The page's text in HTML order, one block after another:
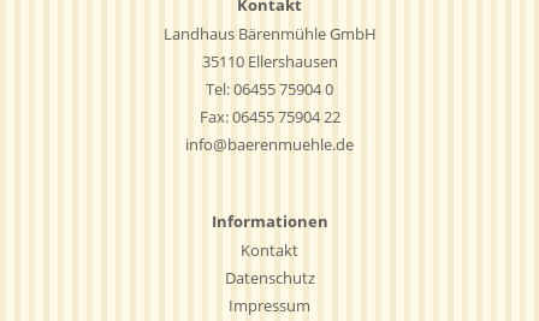
Kontakt
Landhaus Bärenmühle GmbH
35110 Ellershausen
Tel:06455 75904 0
Fax: 06455 75904 22
info@baerenmuehle.de
Informationen
Kontakt
Datenschutz
Impressum